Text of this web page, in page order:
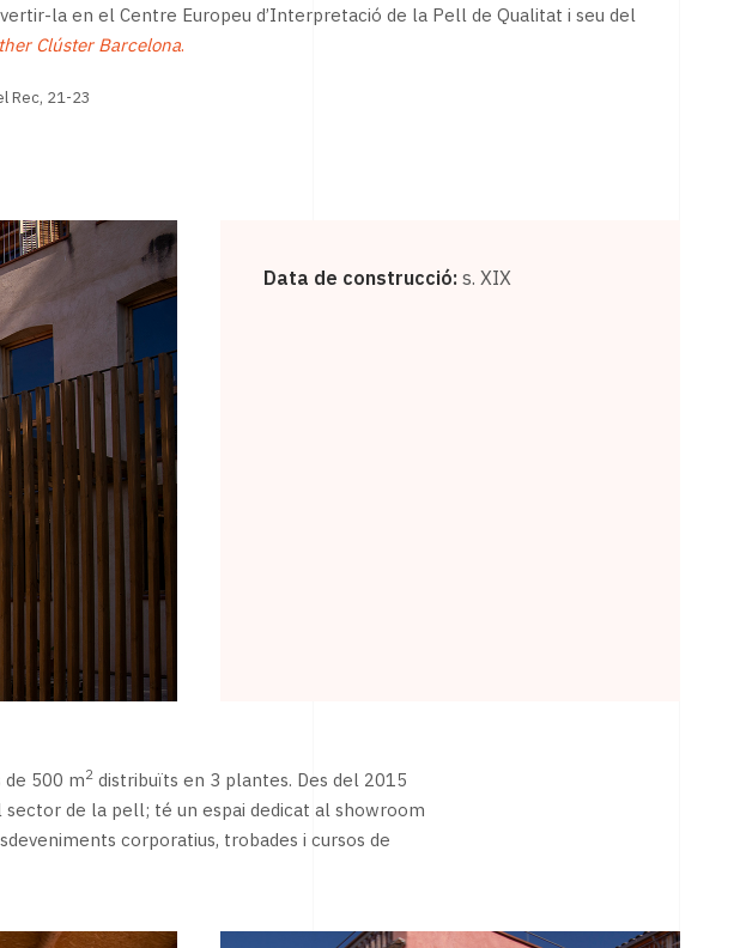
la en el Centre Europeu d’Interpretació de la Pell de Qualitat i seu del
Clúster Barcelona.
Rec, 21-23
Data de construcció:s. XIX
de 500 m2 distribuïts en 3 plantes. Des del 2015
de la pell; té un espai dedicat al showroom
corporatius, trobades i cursos de